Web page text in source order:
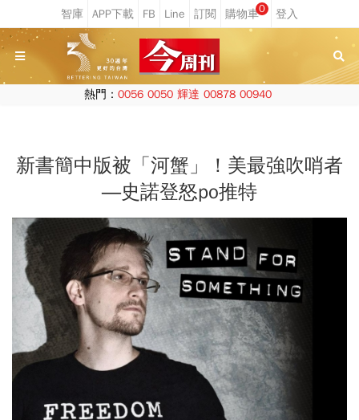
0
熱門： 0056 0050 輝達 00878 00940
新書簡中版被「河蟹」！美最強吹哨者
―史諾登怒po推特